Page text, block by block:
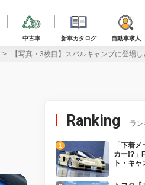
中古車 新車カタログ 自動車求人
【写真・3枚目】スバルキャンプに登場
Ranking ラ
「下着
カー!?」
ト・キ